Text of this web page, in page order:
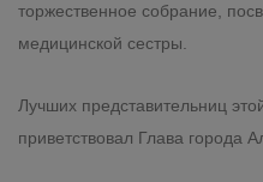
торжественное собрание,
медицинской сестры.
Лучших представительниц
приветствовал Глава города